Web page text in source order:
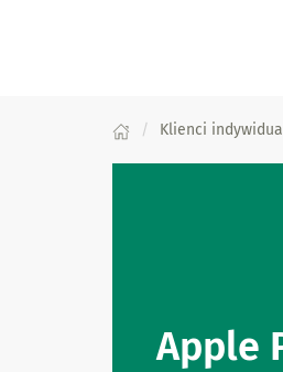
Klienci
Apple